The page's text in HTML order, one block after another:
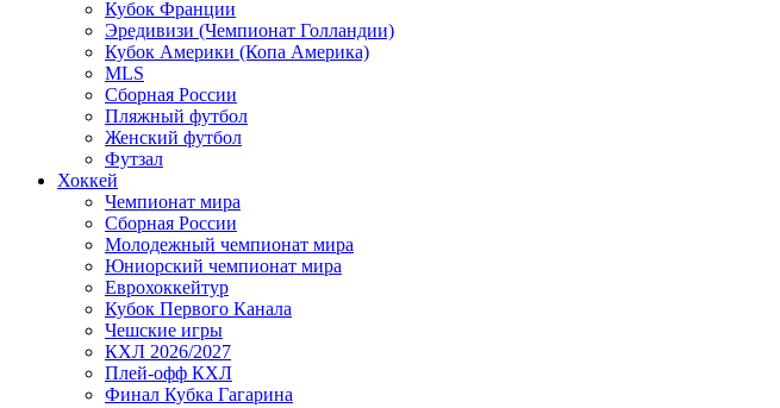
Кубок Франции
Эредивизи (Чемпионат Голландии)
Кубок Америки (Копа Америка)
MLS
Сборная России
Пляжный футбол
Женский футбол
Футзал
Хоккей
Чемпионат мира
Сборная России
Молодежный чемпионат мира
Юниорский чемпионат мира
Еврохоккейтур
Кубок Первого Канала
Чешские игры
КХЛ 2026/2027
Плей-офф КХЛ
Финал Кубка Гагарина